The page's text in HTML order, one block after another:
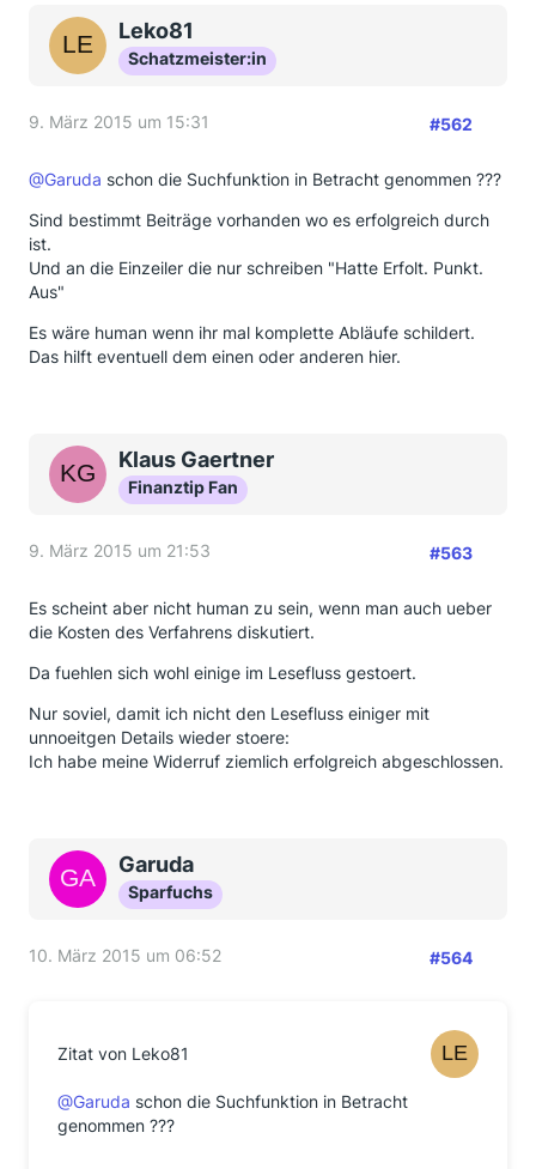
Leko81
Schatzmeister:in
9. März 2015 um 15:31 #562
@Garuda schon die Suchfunktion in Betracht genommen ???
Sind bestimmt Beiträge vorhanden wo es erfolgreich durch
ist.
Und an die Einzeiler die nur schreiben "Hatte Erfolt. Punkt.
Aus"
Es wäre human wenn ihr mal komplette Abläufe schildert.
Das hilft eventuell dem einen oder anderen hier.
Klaus Gaertner
Finanztip Fan
9. März 2015 um 21:53 #563
Es scheint aber nicht human zu sein, wenn man auch ueber
die Kosten des Verfahrens diskutiert.
Da fuehlen sich wohl einige im Lesefluss gestoert.
Nur soviel, damit ich nicht den Lesefluss einiger mit
unnoeitgen Details wieder stoere:
Ich habe meine Widerruf ziemlich erfolgreich abgeschlossen.
Garuda
Sparfuchs
10. März 2015 um 06:52 #564
Zitat von Leko81
@Garuda schon die Suchfunktion in Betracht
genommen ???